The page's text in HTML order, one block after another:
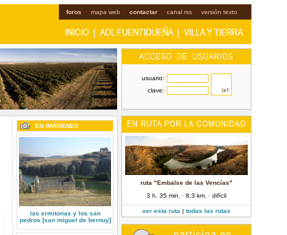
foros · mapa web · contactar · canal rss · versión texto
usuario:
clave:
EN IMÁGENES
las ermitonas y los san
pedros [san miguel de bernuy]
ruta "Embalse de las Vencías"
3 h. 35 min. · 8,3 km. · difícil
ver esta ruta | todas las rutas